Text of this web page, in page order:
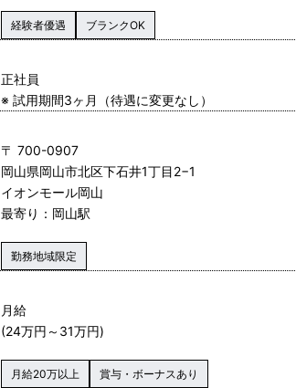
経験者優遇 ブランクOK
正社員
※ 試用期間3ヶ月（待遇に変更なし）
〒 700-0907
岡山県岡山市北区下石井1丁目2−1
イオンモール岡山
最寄り：岡山駅
勤務地域限定
月給
(24万円～31万円)
月給20万以上 賞与・ボーナスあり